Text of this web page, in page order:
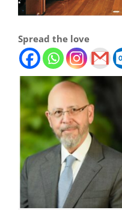
Spread the love